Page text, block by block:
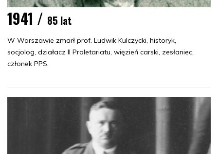
1941 / 85 lat
W Warszawie zmarł prof. Ludwik Kulczycki, historyk,
socjolog, działacz II Proletariatu, więzień carski, zesłaniec,
członek PPS.